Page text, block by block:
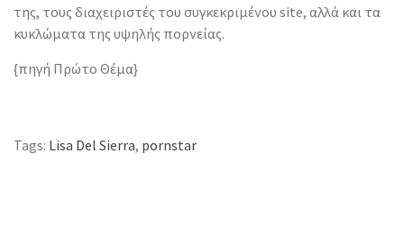
της, τους διαχειριστές του συγκεκριμένου site, αλλά και τα
κυκλώματα της υψηλής πορνείας.
{πηγή Πρώτο Θέμα}
Tags: Lisa Del Sierra, pornstar